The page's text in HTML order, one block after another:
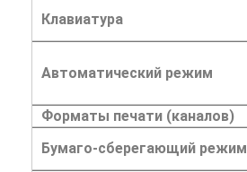
Клавиатура
Автоматический режим
Форматы печати (каналов)
Бумаго-сберегающий режим